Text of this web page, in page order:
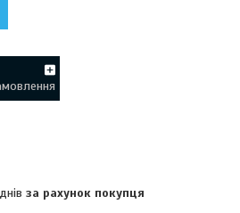
за рахунок покупця